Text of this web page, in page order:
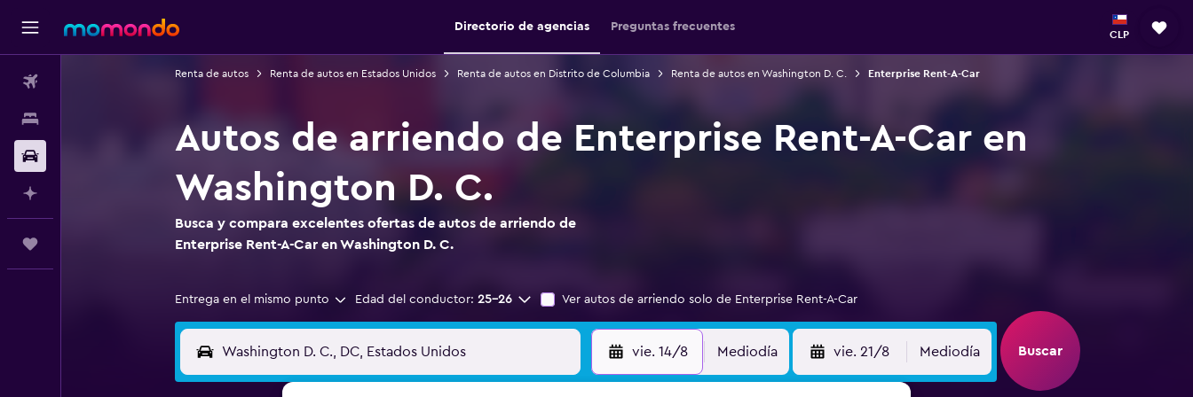
Directorio de agencias Preguntas frecuentes
CLP
Renta de autos Renta de autos en Estados Unidos Renta de autos en Distrito de Columbia Renta de autos en Washington D. C. Enterprise Rent-A-Car
Autos de arriendo de Enterprise Rent-A-Car en
Washington D. C.
Busca y compara excelentes ofertas de autos de arriendo de
Enterprise Rent-A-Car en Washington D. C.
Entrega en el mismo punto Edad del conductor: 25-26 Ver autos de arriendo solo de Enterprise Rent-A-Car
vie. 14/8 Mediodía vie. 21/8 Mediodía Buscar